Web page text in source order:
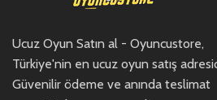
Ucuz Oyun Satın al - Oyuncustore,
Türkiye'nin en ucuz oyun satış
Güvenilir ödeme ve anında teslimat